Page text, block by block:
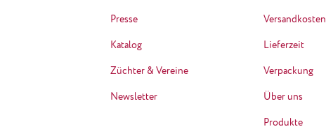
Presse
Katalog
Züchter & Vereine
Newsletter
Versandkosten
Lieferzeit
Verpackung
Über uns
Produkte